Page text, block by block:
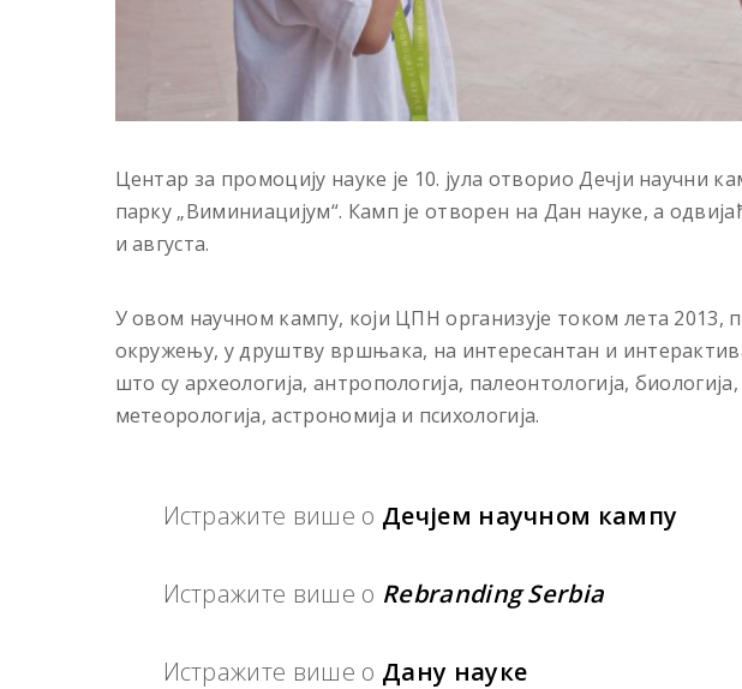
Центар за промоцију науке је 10. јула отворио Дечји научни
парку „Виминиацијум“. Камп је отворен на Дан науке, а
и августа.
У овом научном кампу, који ЦПН организује током лета 2013,
окружењу, у друштву вршњака, на интересантан и
што су археологија, антропологија, палеонтологија,
метеорологија, астрономија и психологија.
Истражите више о Дечјем научном кампу
Истражите више о Rebranding Serbia
Истражите више о Дану науке